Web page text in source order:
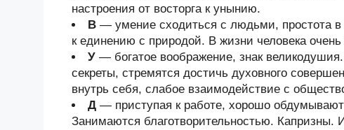
настроения от восторга к унынию.
В — умение сходиться с людьми, простота
к единению с природой. В жизни человека
У — богатое воображение, знак
секреты, стремятся достичь духовного
внутрь себя, слабое взаимодействие с
Д — приступая к работе, хорошо
Занимаются благотворительностью. Капризны.